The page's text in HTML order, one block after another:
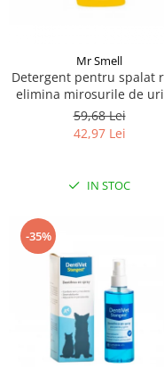
Mr Smell
Detergent pentru spalat
elimina mirosurile de
Mr Smell, lavanda, 1L
59,68 Lei
42,97 Lei
IN STOC
-35%